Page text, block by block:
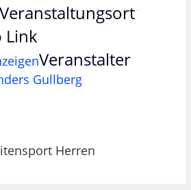
Link
Veranstalter
Gullberg
Herren